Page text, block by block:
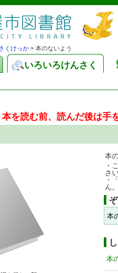
くけっか > 本のないよう
いろいろけんさく
本を読む前、読んだ後は手
本
・
さ
・
ん
本
本